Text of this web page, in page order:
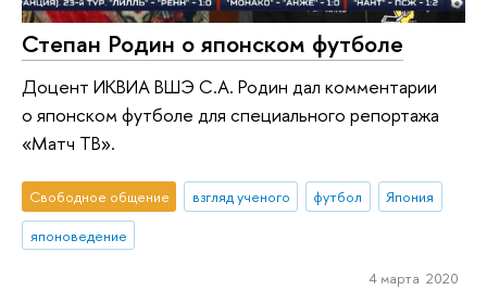
Степан Родин о японском футболе
Доцент ИКВИА ВШЭ С.А. Родин дал комментарии
о японском футболе для специального репортажа
«Матч ТВ».
Свободное общение взгляд ученого футбол
Япония
японоведение
4 марта 2020